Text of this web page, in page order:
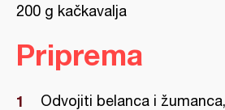
200 g kačkavalja
Priprema
Odvojiti belanca i